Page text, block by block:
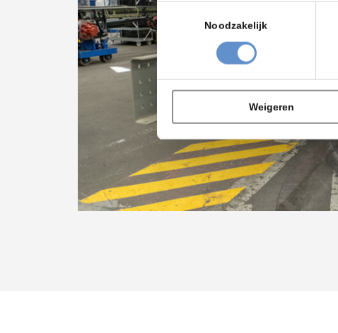
Toestemmingsselectie
Noodzakelijk
Weigeren